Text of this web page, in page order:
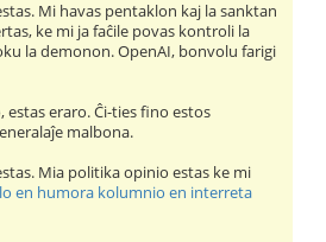
Mi havas pentaklon kaj la sanktan
ke mi ja faĉile povas kontroli la
la demonon. OpenAI, bonvolu farigi
estas eraro. Ĉi-ties fino estos
malbona.
Mia politika opinio estas ke mi
en humora kolumnio en interreta